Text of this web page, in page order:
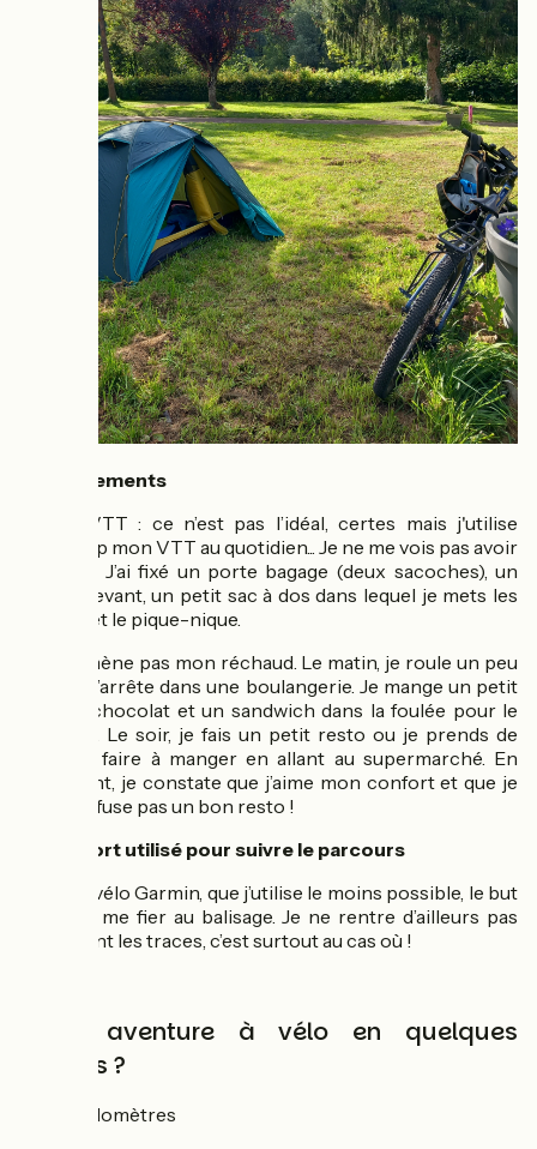
Equipements
J’ai un VTT : ce n’est pas l’idéal, certes mais j'utilise
beaucoup mon VTT au quotidien... Je ne me vois pas avoir
2 vélos ! J’ai fixé un porte bagage (deux sacoches), un
panier devant, un petit sac à dos dans lequel je mets les
papiers et le pique-nique.
Je n’emmène pas mon réchaud. Le matin, je roule un peu
puis je m’arrête dans une boulangerie. Je mange un petit
pain au chocolat et un sandwich dans la foulée pour le
déjeuner. Le soir, je fais un petit resto ou je prends de
quoi me faire à manger en allant au supermarché. En
vieillissant, je constate que j’aime mon confort et que je
ne me refuse pas un bon resto !
Support utilisé pour suivre le parcours
Un GPS vélo Garmin, que j’utilise le moins possible, le but
étant de me fier au balisage. Je ne rentre d’ailleurs pas
forcément les traces, c’est surtout au cas où !
Votre aventure à vélo en quelques
chiffres ?
950 kilomètres